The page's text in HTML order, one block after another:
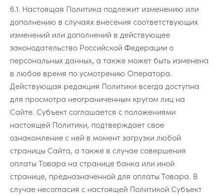
6.1. Настоящая Политика подлежит изменению или
дополнению в случаях внесения соответствующих
изменений или дополнений в действующее
законодательство Российской Федерации о
персональных данных, а также может быть изменена
в любое время по усмотрению Оператора.
Действующая редакция Политики всегда доступна
для просмотра неограниченным кругом лиц на
Cайте. Субъект соглашается с положениями
настоящей Политики, подтверждает свое
ознакомление с ней в момент загрузки любой
страницы Сайта, а также в случае совершения
оплаты Товара на странице банка или иной
странице, предназначенной для оплаты Товара. В
случае несогласия с настоящей Политикой Субъект